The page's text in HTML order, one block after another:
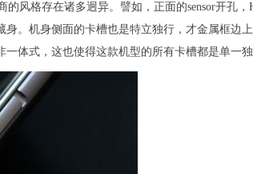
风格存在诸多迥异。譬如，正面的sensor开孔，
。机身侧面的卡槽也是特立独行，才金属框边
体式，这也使得这款机型的所有卡槽都是单一独